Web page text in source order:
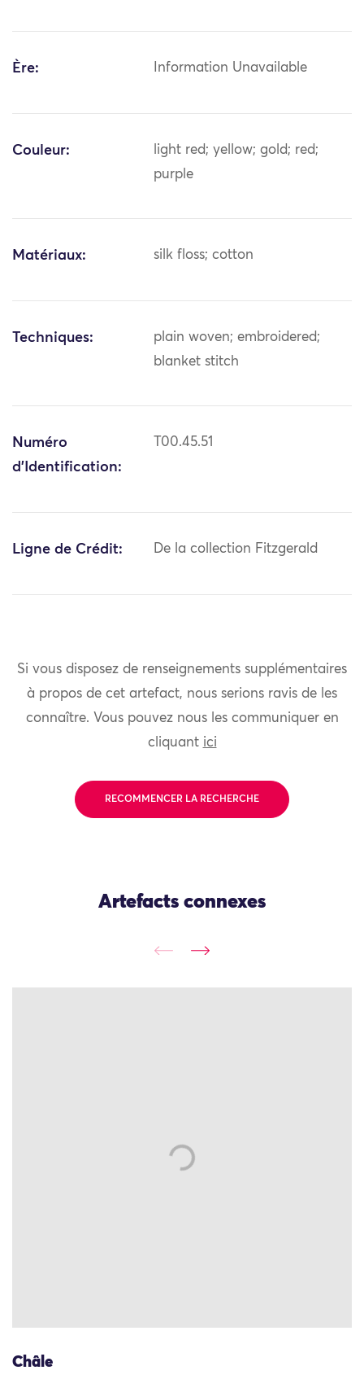
Ère: Information Unavailable
Couleur:
light red; yellow; gold; red;
purple
Matériaux: silk floss; cotton
Techniques:
plain woven; embroidered;
blanket stitch
Numéro
d'Identification:
T00.45.51
Ligne de Crédit: De la collection Fitzgerald
Si vous disposez de renseignements supplémentaires
à propos de cet artefact, nous serions ravis de les
connaître. Vous pouvez nous les communiquer en
cliquant ici
RECOMMENCER LA RECHERCHE
Artefacts connexes
Châle